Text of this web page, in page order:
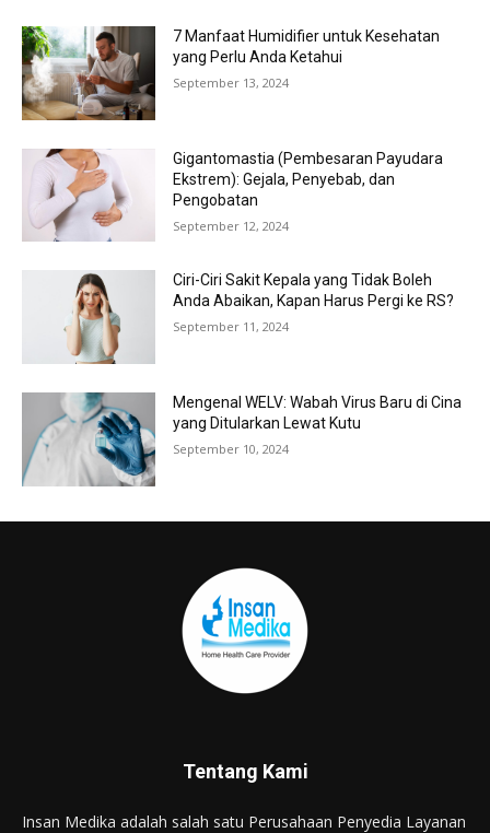
7 Manfaat Humidifier untuk Kesehatan
yang Perlu Anda Ketahui
September 13, 2024
Gigantomastia (Pembesaran Payudara
Ekstrem): Gejala, Penyebab, dan
Pengobatan
September 12, 2024
Ciri-Ciri Sakit Kepala yang Tidak Boleh
Anda Abaikan, Kapan Harus Pergi ke RS?
September 11, 2024
Mengenal WELV: Wabah Virus Baru di Cina
yang Ditularkan Lewat Kutu
September 10, 2024
Tentang Kami
Insan Medika adalah salah satu Perusahaan Penyedia Layanan